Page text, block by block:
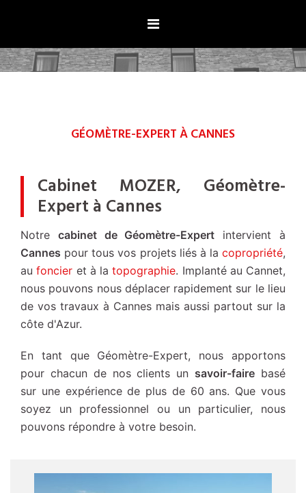
GÉOMÈTRE-EXPERT À CANNES
Cabinet MOZER, Géomètre-
Expert à Cannes
Notre cabinet de Géomètre-Expert intervient à
Cannes pour tous vos projets liés à la copropriété,
aufoncier et à latopographie. Implanté au Cannet,
nous pouvons nous déplacer rapidement sur le lieu
de vos travaux à Cannes mais aussi partout sur la
côte d'Azur.
En tant que Géomètre-Expert, nous apportons
pour chacun de nos clients un savoir-faire basé
sur une expérience de plus de 60 ans. Que vous
soyez un professionnel ou un particulier, nous
pouvons répondre à votre besoin.